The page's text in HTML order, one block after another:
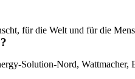
für die Welt und für die
Solution-Nord, Wattmacher,